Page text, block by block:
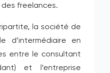
freelances.
la société de
d’intermédiaire en
entre le consultant
et l’entreprise